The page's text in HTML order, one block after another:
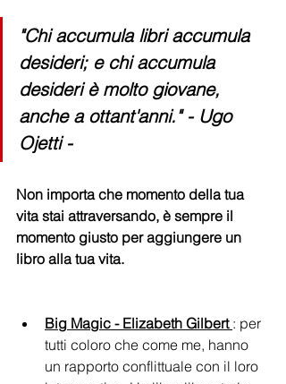
"Chi accumula libri accumula
desideri; e chi accumula
desideri è molto giovane,
anche a ottant'anni." - Ugo
Ojetti -
Non importa che momento della tua
vita stai attraversando, è sempre il
momento giusto per aggiungere un
libro alla tua vita.
Big Magic - Elizabeth Gilbert : per
tutti coloro che come me, hanno
un rapporto conflittuale con il loro